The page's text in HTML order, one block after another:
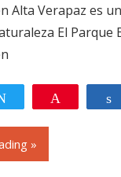
Alta Verapaz es
El Parque
Twittear
»